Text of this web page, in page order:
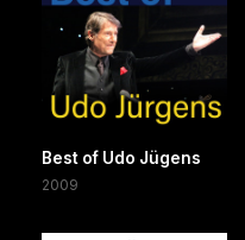
Best of Udo Jügens
2009